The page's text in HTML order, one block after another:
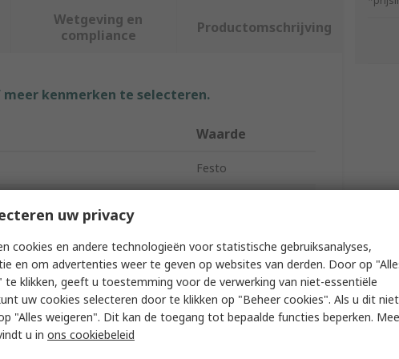
Wetgeving en
compliance
Productomschrijving
kenmerken te selecteren.
Waarde
Festo
Pressure 4bar
0.95mm
uw privacy
cookies en andere technologieën voor statistische gebruiksanalyses,
en om advertenties weer te geven op websites van derden. Door op
te klikken, geeft u toestemming voor de verwerking van niet-essentiële
uw cookies selecteren door te klikken op "Beheer cookies". Als u dit niet
"Alles weigeren". Dit kan de toegang tot bepaalde functies beperken.
u in ons cookiebeleid